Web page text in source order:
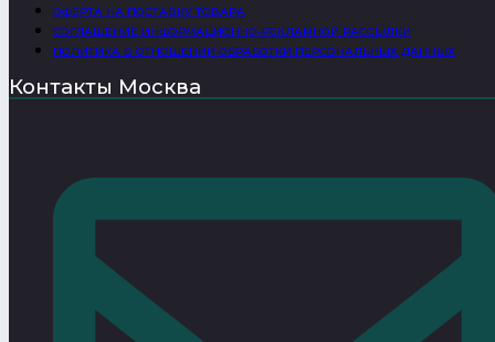
ОФЕРТА НА ПОСТАВКУ ТОВАРА
СОГЛАШЕНИЕ ИНФОРМАЦИОННО-РЕКЛАМНОЙ РАССЫЛКИ
ПОЛИТИКА В ОТНОШЕНИИ ОБРАБОТКИ ПЕРСОНАЛЬНЫХ ДАННЫХ
Контакты Москва